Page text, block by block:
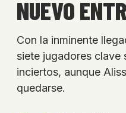
NUEVO
Con la inminente
siete jugadores clave
inciertos, aunque
quedarse.